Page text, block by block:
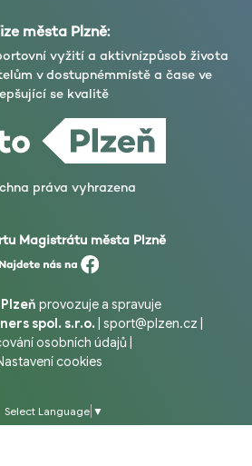
města Plzně:
vyžití a aktivnízpůsob života
v dostupnémmístě a čase ve
se kvalitě
práva vyhrazena
Magistrátu města Plzně
Plzeň provozuje a spravuje
spol. s.r.o. sport@plzen.cz
osobních údajů
cookies
Select Language ▼